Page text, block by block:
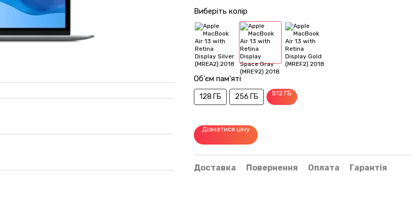
Виберіть колір
Об'єм пам'яті
128 ГБ 256 ГБ 512 ГБ
Дізнатися ціну
Доставка Повернення Оплата Гарантія